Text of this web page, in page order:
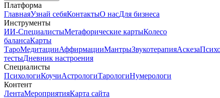
Платформа
ГлавнаяУзнай себяКонтактыО насДля бизнеса
Инструменты
ИИ-СпециалистыМетафорические картыКолесо
балансаКарты
ТароМедитацииАффирмацииМантрыЗвукотерапияАскеза
тестыДневник настроения
Специалисты
ПсихологиКоучиАстрологиТарологиНумерологи
Контент
ЛентаМероприятияКарта сайта